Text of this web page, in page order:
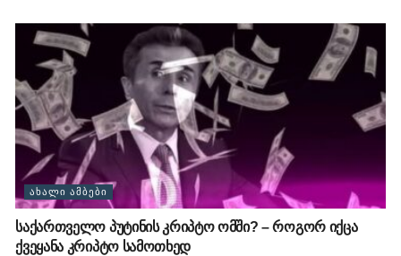
ᲐᲮᲐᲚᲘ ᲐᲛᲑᲔᲑᲘ
საქართველო პუტინის კრიპტო ომში? – როგორ იქცა
ქვეყანა კრიპტო სამოთხედ